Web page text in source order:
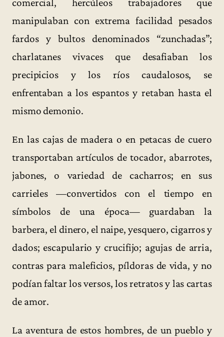
manipulaban con extrema facilidad pesados
fardos y bultos denominados “zunchadas”;
charlatanes vivaces que desafiaban los
precipicios y los ríos caudalosos, se
enfrentaban a los espantos y retaban hasta el
mismo demonio.
En las cajas de madera o en petacas de cuero
transportaban artículos de tocador, abarrotes,
jabones, o variedad de cacharros; en sus
carrieles —convertidos con el tiempo en
símbolos de una época— guardaban la
barbera, el dinero, el naipe, yesquero, cigarros y
dados; escapulario y crucifijo; agujas de arria,
contras para maleficios, píldoras de vida, y no
podían faltar los versos, los retratos y las cartas
de amor.
La aventura de estos hombres, de un pueblo y